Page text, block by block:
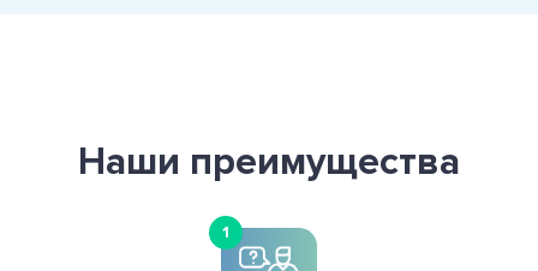
Наши преимущества
1